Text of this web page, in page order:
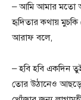
– আমি আমার মতো
হৃদিতার কথায় মুচকি
আরাফ বলে,
– হবি হবি একদিন
তোর উঠানেও আছড়ে